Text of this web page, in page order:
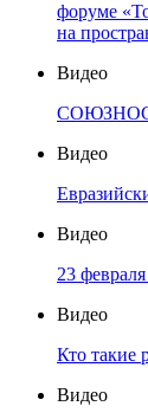
форуме
на
Видео
Видео
Видео
23
Видео
Кто такие
Видео